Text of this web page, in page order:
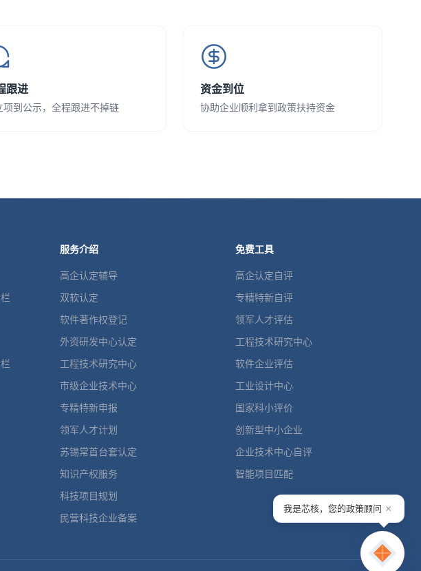
跟进
项到公示，全程跟进不掉链
资金到位
协助企业顺利拿到政策扶持资金
服务介绍
高企认定辅导
双软认定
软件著作权登记
外资研发中心认定
工程技术研究中心
市级企业技术中心
专精特新申报
领军人才计划
苏锡常首台套认定
知识产权服务
科技项目规划
民营科技企业备案
免费工具
高企认定自评
专精特新自评
领军人才评估
工程技术研究中心
软件企业评估
工业设计中心
国家科小评价
创新型中小企业
企业技术中心自评
智能项目匹配
我是芯核，您的政策顾问 ×